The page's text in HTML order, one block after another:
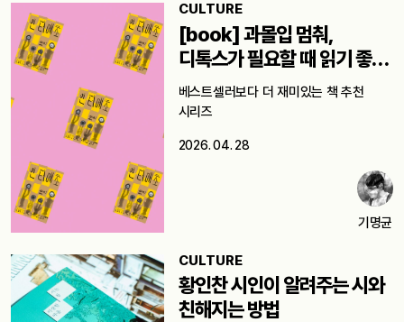
CULTURE
[book] 과몰입 멈춰,
디톡스가 필요할 때 읽기 좋은
책 5
베스트셀러보다 더 재미있는 책 추천
시리즈
2026. 04. 28
기명균
CULTURE
황인찬 시인이 알려주는 시와
친해지는 방법